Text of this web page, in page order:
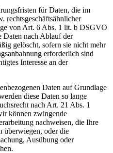
für Daten, die im
rechtsgeschäftsähnlicher
von Art. 6 Abs. 1 lit. b DSGVO
Daten nach Ablauf der
gelöscht, sofern sie nicht mehr
erforderlich sind
Interesse an der
Daten auf Grundlage
diese Daten so lange
nach Art. 21 Abs. 1
können zwingende
nachweisen, die Ihre
überwiegen, oder die
Ausübung oder